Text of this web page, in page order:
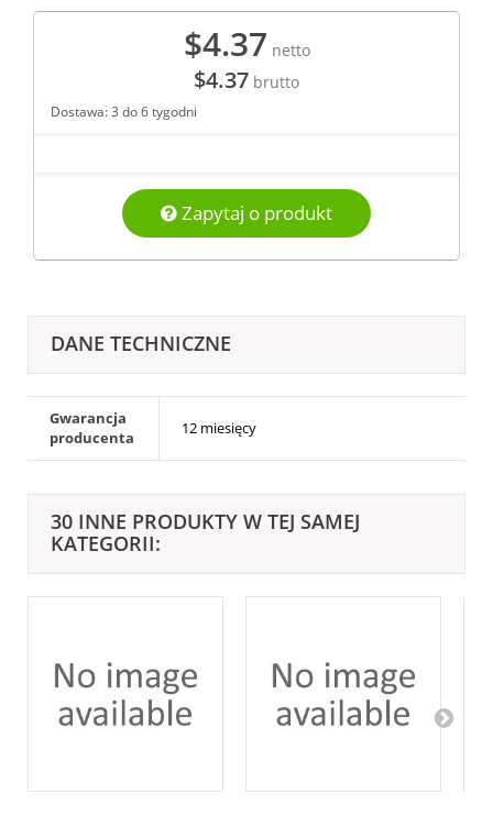
$4.37 netto
$4.37 brutto
Dostawa: 3 do 6 tygodni
Zapytaj o produkt
DANE TECHNICZNE
Gwarancja
producenta
12 miesięcy
30 INNE PRODUKTY W TEJ SAMEJ
KATEGORII: